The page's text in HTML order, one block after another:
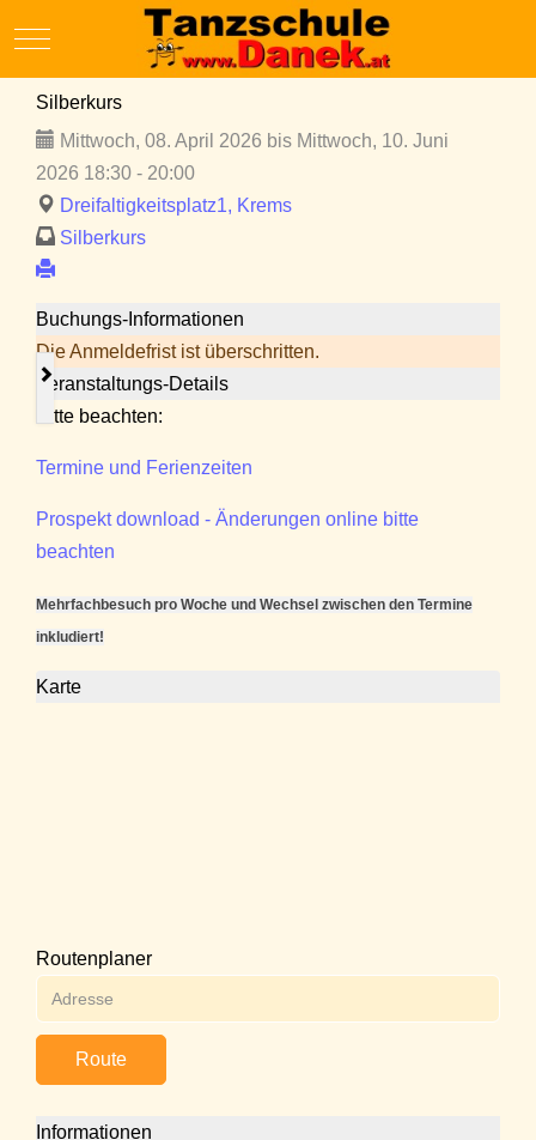
Mobile Menu Toggle
Silberkurs
Mittwoch, 08. April 2026 bis Mittwoch, 10. Juni
2026 18:30 - 20:00
Dreifaltigkeitsplatz1, Krems
Silberkurs
Buchungs-Informationen
Die Anmeldefrist ist überschritten.
Veranstaltungs-Details
Bitte beachten:
Termine und Ferienzeiten
Prospekt download - Änderungen online bitte
beachten
Mehrfachbesuch pro Woche und Wechsel zwischen den Termine
inkludiert!
Karte
Routenplaner
Route
Informationen